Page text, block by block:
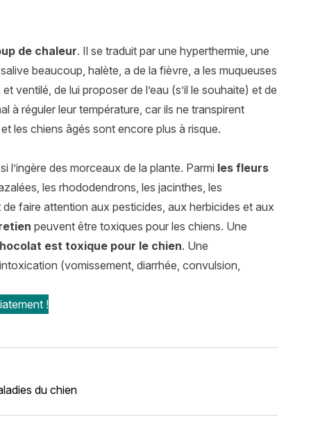
de chaleur. Il se traduit par une hyperthermie, une
beaucoup, halète, a de la fièvre, a les muqueuses
ventilé, de lui proposer de l’eau (s’il le souhaite) et de
à réguler leur température, car ils ne transpirent
les chiens âgés sont encore plus à risque.
l’ingère des morceaux de la plante. Parmi les fleurs
les rhododendrons, les jacinthes, les
faire attention aux pesticides, aux herbicides et aux
peuvent être toxiques pour les chiens. Une
est toxique pour le chien. Une
(vomissement, diarrhée, convulsion,
!
du chien